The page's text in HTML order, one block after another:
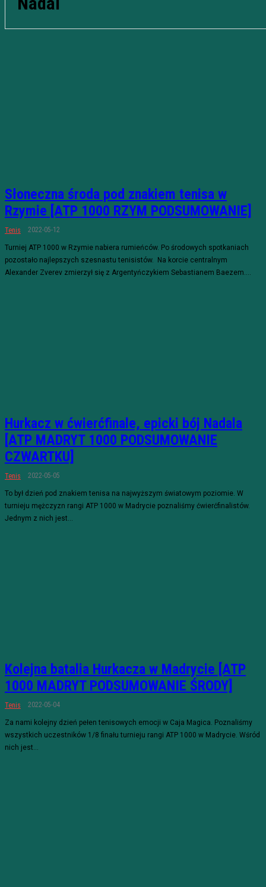
Słoneczna środa pod znakiem tenisa w
Rzymie [ATP 1000 RZYM PODSUMOWANIE]
Tenis 2022-05-12
Turniej ATP 1000 w Rzymie nabiera rumieńców. Po środowych spotkaniach
pozostało najlepszych szesnastu tenisistów. Na korcie centralnym
Alexander Zverev zmierzył się z Argentyńczykiem Sebastianem Baezem....
Hurkacz w ćwierćfinale, epicki bój Nadala
[ATP MADRYT 1000 PODSUMOWANIE
CZWARTKU]
Tenis 2022-05-05
To był dzień pod znakiem tenisa na najwyższym światowym poziomie. W
turnieju mężczyzn rangi ATP 1000 w Madrycie poznaliśmy ćwierćfinalistów.
Jednym z nich jest...
Kolejna batalia Hurkacza w Madrycie [ATP
1000 MADRYT PODSUMOWANIE ŚRODY]
Tenis 2022-05-04
Za nami kolejny dzień pełen tenisowych emocji w Caja Magica. Poznaliśmy
wszystkich uczestników 1/8 finału turnieju rangi ATP 1000 w Madrycie. Wśród
nich jest...